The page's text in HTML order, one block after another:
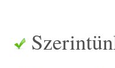
csoki
s